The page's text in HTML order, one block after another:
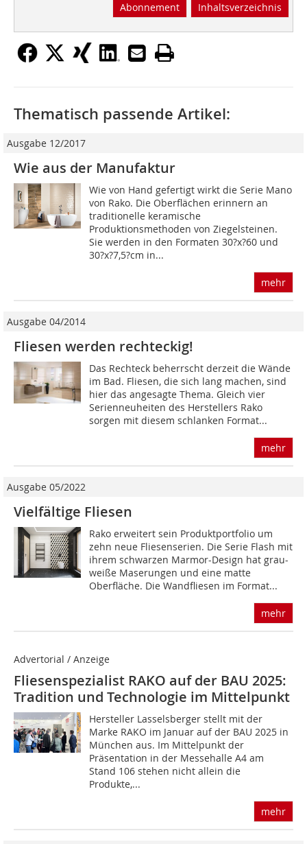
Abonnement Inhaltsverzeichnis
Thematisch passende Artikel:
Ausgabe 12/2017
Wie aus der Manufaktur
Wie von Hand gefertigt wirkt die Serie Mano
von Rako. Die Oberflächen erinnern an
traditionelle keramische
Produktionsmethoden von Ziegelsteinen.
Sie werden in den Formaten 30?x?60 und
30?x?7,5?cm in...
mehr
Ausgabe 04/2014
Fliesen werden rechteckig!
Das Rechteck beherrscht derzeit die Wände
im Bad. Fliesen, die sich lang machen, sind
hier das angesagte Thema. Gleich vier
Serienneuheiten des Herstellers Rako
sorgen mit diesem schlanken Format...
mehr
Ausgabe 05/2022
Vielfältige Fliesen
Rako erweitert sein Produktportfolio um
zehn neue Fliesen­serien. Die Serie Flash mit
ihrem schwarzen Marmor-Design hat grau-
weiße Maserungen und eine matte
Oberfläche. Die Wandfliesen im Format...
mehr
Advertorial / Anzeige
Fliesenspezialist RAKO auf der BAU 2025:
Tradition und Technologie im Mittelpunkt
Hersteller Lasselsberger stellt mit der
Marke RAKO im Januar auf der BAU 2025 in
München aus. Im Mittelpunkt der
Präsentation in der Messehalle A4 am
Stand 106 stehen nicht allein die
Produkte,...
mehr